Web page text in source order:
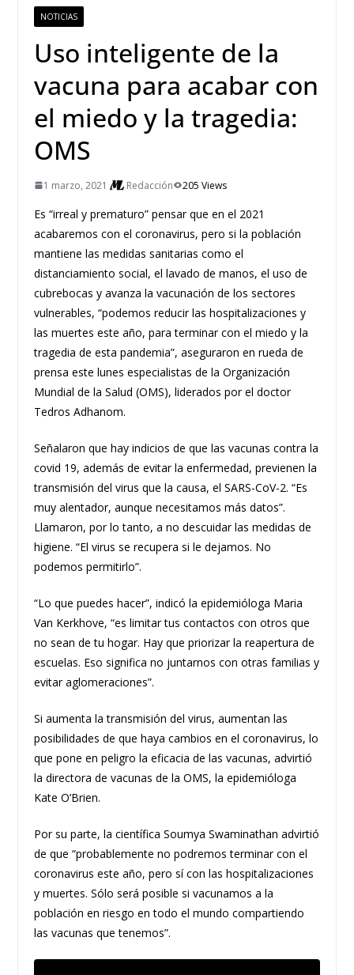
NOTICIAS
Uso inteligente de la
vacuna para acabar con
el miedo y la tragedia:
OMS
1 marzo, 2021 Redacción 205 Views
Es “irreal y prematuro” pensar que en el 2021
acabaremos con el coronavirus, pero si la población
mantiene las medidas sanitarias como el
distanciamiento social, el lavado de manos, el uso de
cubrebocas y avanza la vacunación de los sectores
vulnerables, “podemos reducir las hospitalizaciones y
las muertes este año, para terminar con el miedo y la
tragedia de esta pandemia”, aseguraron en rueda de
prensa este lunes especialistas de la Organización
Mundial de la Salud (OMS), liderados por el doctor
Tedros Adhanom.
Señalaron que hay indicios de que las vacunas contra la
covid 19, además de evitar la enfermedad, previenen la
transmisión del virus que la causa, el SARS-CoV-2. “Es
muy alentador, aunque necesitamos más datos”.
Llamaron, por lo tanto, a no descuidar las medidas de
higiene. “El virus se recupera si le dejamos. No
podemos permitirlo”.
“Lo que puedes hacer”, indicó la epidemióloga Maria
Van Kerkhove, “es limitar tus contactos con otros que
no sean de tu hogar. Hay que priorizar la reapertura de
escuelas. Eso significa no juntarnos con otras familias y
evitar aglomeraciones”.
Si aumenta la transmisión del virus, aumentan las
posibilidades de que haya cambios en el coronavirus, lo
que pone en peligro la eficacia de las vacunas, advirtió
la directora de vacunas de la OMS, la epidemióloga
Kate O’Brien.
Por su parte, la científica Soumya Swaminathan advirtió
de que “probablemente no podremos terminar con el
coronavirus este año, pero sí con las hospitalizaciones
y muertes. Sólo será posible si vacunamos a la
población en riesgo en todo el mundo compartiendo
las vacunas que tenemos”.